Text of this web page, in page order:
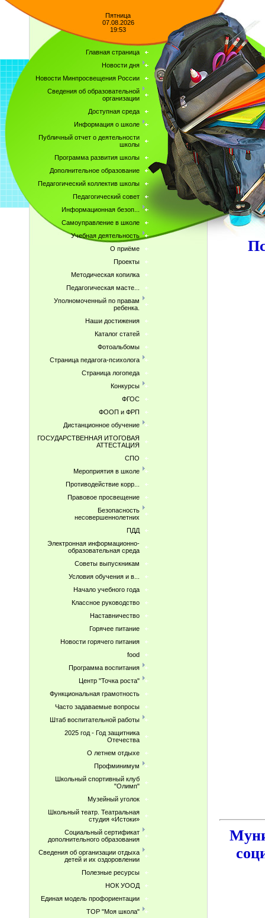
Пятница
07.08.2026
19:53
Главная страница
Новости дня
Новости Минпросвещения России
Сведения об образовательной
организации
Доступная среда
Информация о школе
Публичный отчет о деятельности
школы
Программа развития школы
Дополнительное образование
Педагогический коллектив школы
Педагогический совет
Информационная безоп...
Самоуправление в школе
Учебная деятельность
О приёме
Проекты
Методическая копилка
Педагогическая масте...
Уполномоченный по правам
ребенка.
Наши достижения
Каталог статей
Фотоальбомы
Страница педагога-психолога
Страница логопеда
Конкурсы
ФГОС
ФООП и ФРП
Дистанционное обучение
ГОСУДАРСТВЕННАЯ ИТОГОВАЯ
АТТЕСТАЦИЯ
СПО
Мероприятия в школе
Противодействие корр...
Правовое просвещение
Безопасность
несовершеннолетних
ПДД
Электронная информационно-
образовательная среда
Советы выпускникам
Условия обучения и в...
Начало учебного года
Классное руководство
Наставничество
Горячее питание
Новости горячего питания
food
Программа воспитания
Центр "Точка роста"
Функциональная грамотность
Часто задаваемые вопросы
Штаб воспитательной работы
2025 год - Год защитника
Отечества
О летнем отдыхе
Профминимум
Школьный спортивный клуб
"Олимп"
Музейный уголок
Школьный театр. Театральная
студия «Истоки»
Социальный сертификат
дополнительного образования
Сведения об организации отдыха
детей и их оздоровлении
Полезные ресурсы
НОК УООД
Единая модель профориентации
ТОР "Моя школа"